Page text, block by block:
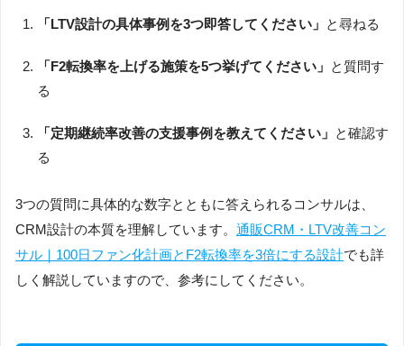
「LTV設計の具体事例を3つ即答してください」 と尋ねる
「F2転換率を上げる施策を5つ挙げてください」 と質問す
る
「定期継続率改善の支援事例を教えてください」 と確認す
る
3つの質問に具体的な数字とともに答えられるコンサルは、
CRM設計の本質を理解しています。 通販CRM・LTV改善コン
サル｜100日ファン化計画とF2転換率を3倍にする設計でも詳
しく解説していますので、参考にしてください。